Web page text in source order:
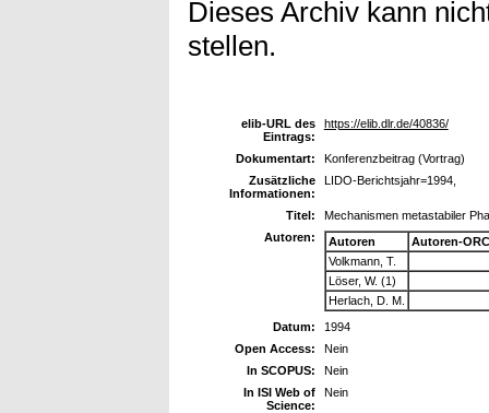
Dieses Archiv kann
stellen.
elib-URL des
Eintrags:
https://elib.dlr.de/40836/
Dokumentart:
Konferenzbeitrag (Vortrag)
Zusätzliche
Informationen:
LIDO-Berichtsjahr=1994,
Titel:
Mechanismen metastabiler
Autoren:
Autoren
Autoren-
Volkmann, T.
Löser, W. (1)
Herlach, D. M.
Datum:
1994
Open Access:
Nein
In SCOPUS:
Nein
In ISI Web of
Science:
Nein